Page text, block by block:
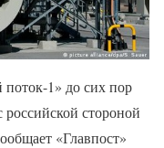
поток-1» до сих пор
стороной
«Главпост»